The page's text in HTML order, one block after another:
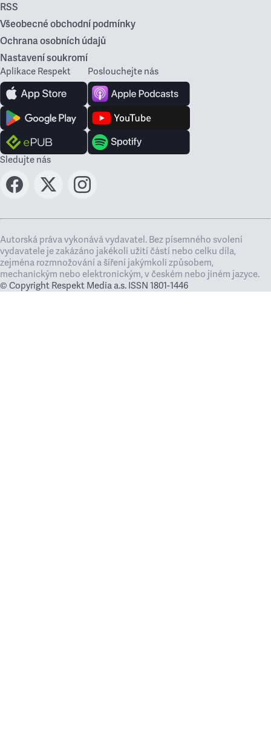
RSS
Všeobecné obchodní podmínky
Ochrana osobních údajů
Nastavení soukromí
Aplikace Respekt Poslouchejte nás
Sledujte nás
Autorská práva vykonává vydavatel. Bez písemného svolení
vydavatele je zakázáno jakékoli užití částí nebo celku díla,
zejména rozmnožování a šíření jakýmkoli způsobem,
mechanickým nebo elektronickým, v českém nebo jiném jazyce.
© Copyright Respekt Media a.s. ISSN 1801-1446